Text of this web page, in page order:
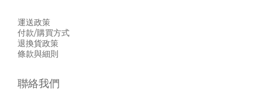
運送政策
付款/購買方式
退換貨政策
條款與細則
聯絡我們